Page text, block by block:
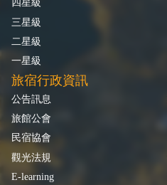
四星級
三星級
二星級
一星級
旅宿行政資訊
公告訊息
旅館公會
民宿協會
觀光法規
E-learning